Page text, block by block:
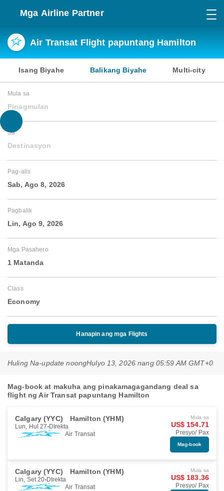
Mga Airline Partner
Air Transat Flight papuntang Hamilton
Isang Biyahe Balikang Biyahe Multi-city
Mula sa
Pinagmulan
Sa
Destinasyon
Pag-alis
Sab, Ago 8, 2026
Pagbalik
Lin, Ago 9, 2026
Mga Pasahero
1 Matanda
Class
Economy
Hanapin ang mga Flights
Huling Na-update noongHulyo 13, 2026 nang 05:59 AM GMT+0
Mag-book at makuha ang pinakamagagandang deal sa
flight ng Air Transat papuntang Hamilton
Calgary (YYC) Hamilton (YHM)
Lun, Hul 27 DIrekta
Air Transat
Mula sa
US$ 154.71
Presyo/ Pax
Mag-book
Calgary (YYC) Hamilton (YHM)
Lin, Set 20 DIrekta
Air Transat
Mula sa
US$ 183.36
Presyo/ Pax